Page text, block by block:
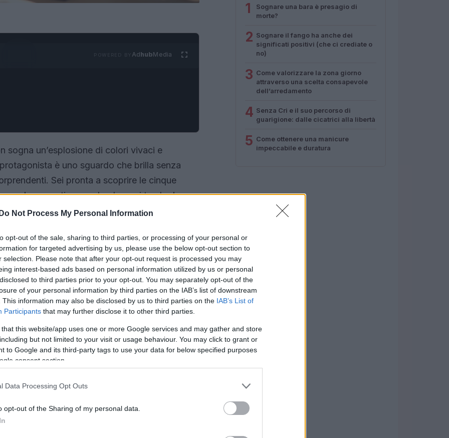
Do Not Process My Personal Information
opt-out of the sale, sharing to third parties, or processing of your personal or
for targeted advertising by us, please use the below opt-out section to
selection. Please note that after your opt-out request is processed you may
interest-based ads based on personal information utilized by us or personal
to third parties prior to your opt-out. You may separately opt-out of the
of your personal information by third parties on the IAB’s list of downstream
This information may also be disclosed by us to third parties on the IAB’s List of
Participants that may further disclose it to other third parties.
that this website/app uses one or more Google services and may gather and store
but not limited to your visit or usage behaviour. You may click to grant or
to Google and its third-party tags to use your data for below specified purposes
consent section.
Data Processing Opt Outs
opt-out of the Sharing of my personal data.
AdhubMedia
sogna un’esplosione di colori vivaci e
è uno sguardo che brilla senza
Sei pronta a scoprire le cinque
make-up estivo, rendendo ogni tuo look
puoi assolutamente perdere!
che fa per te
1
Sognare una bara è presagio di
morte?
2 Sognare il fango ha anche dei
significati positivi (che ci crediate o
no)
3 Come valorizzare la zona giorno
attraverso una scelta consapevole
dell’arredamento
4 Senza Cri e il suo percorso di
guarigione: dalle cicatrici alla libertà
5 Come ottenere una manicure
impeccabile e duratura